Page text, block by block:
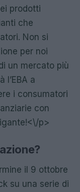
prodotti
che
Non si
per noi
un mercato più
l’EBA a
i consumatori
con
p>
il 9 ottobre
su una serie di